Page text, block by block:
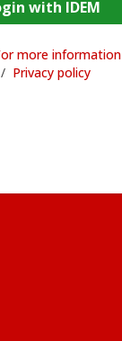
Login with IDEM
more information
/ Privacy policy